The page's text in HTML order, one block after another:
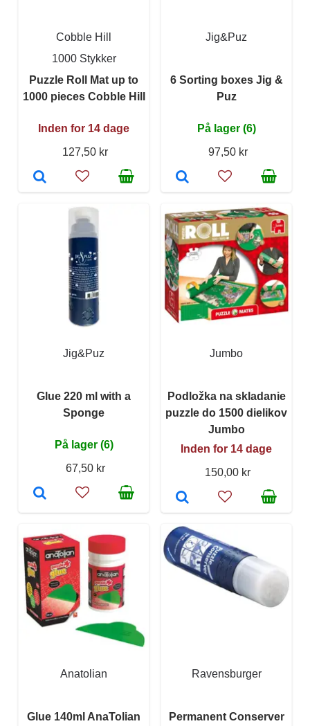
Cobble Hill
1000 Stykker
Puzzle Roll Mat up to
1000 pieces Cobble Hill
Inden for 14 dage
127,50 kr
Jig&Puz
6 Sorting boxes Jig &
Puz
På lager (6)
97,50 kr
Jig&Puz
Glue 220 ml with a
Sponge
På lager (6)
67,50 kr
Jumbo
Podložka na skladanie
puzzle do 1500 dielikov
Jumbo
Inden for 14 dage
150,00 kr
Anatolian
Glue 140ml AnaTolian
Ravensburger
Permanent Conserver